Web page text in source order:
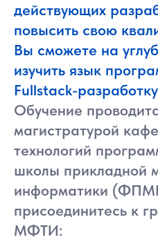
действующих
повысить свою
Вы сможете на
изучить язык
Fullstack-
Обучение
магистратурой
технологий
школы прикладной
информатики
присоединитесь к
МФТИ: